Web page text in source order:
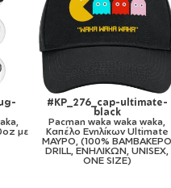
με
#KP_276_cap-kid-trucker-
mesh-black
Pacman waka waka waka,
Καπέλο παιδικό Soft Trucker
με Δίχτυ ΜΑΥΡΟ/ΛΕΥΚΟ
(POLYESTER, ΠΑΙΔΙΚΟ, ONE
SIZE)